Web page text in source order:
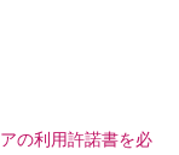
の利用許諾書を必